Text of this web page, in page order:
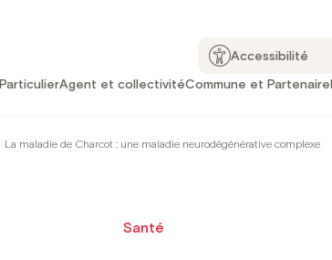
Accessibilité
ParticulierAgent et collectivitéCommune et Partenaire
La maladie de Charcot : une maladie neurodégénérative complexe
Santé